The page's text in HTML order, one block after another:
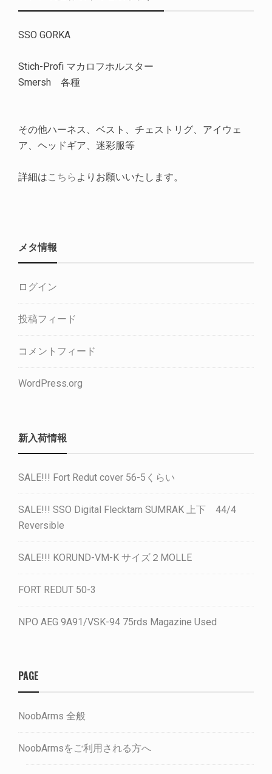
SSO GORKA
Stich-Profi マカロフホルスター
Smersh 各種
その他ハーネス、ベスト、チェストリグ、アイウェ
ア、ヘッドギア、迷彩服等
詳細はこちら よりお願いいたします。
メタ情報
ログイン
投稿フィード
コメントフィード
WordPress.org
新入荷情報
SALE!!! Fort Redut cover 56-5くらい
SALE!!! SSO Digital Flecktarn SUMRAK 上下 44/4
Reversible
SALE!!! KORUND-VM-K サイズ２MOLLE
FORT REDUT 50-3
NPO AEG 9A91/VSK-94 75rds Magazine Used
PAGE
NoobArms 全般
NoobArmsをご利用される方へ